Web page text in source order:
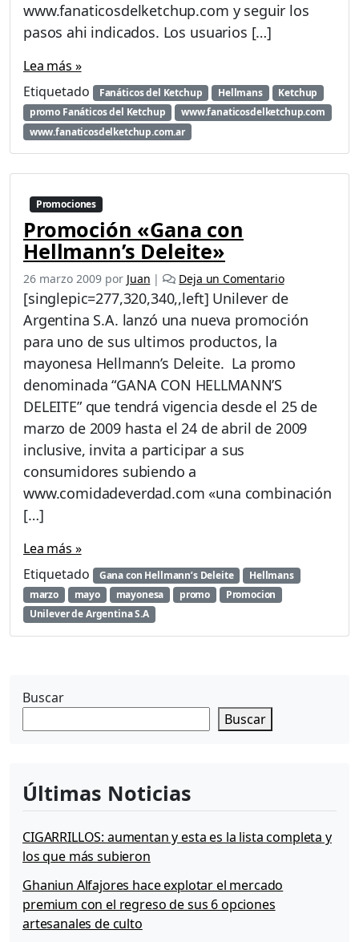
www.fanaticosdelketchup.com y seguir los
pasos ahi indicados. Los usuarios […]
Lea más »
Etiquetado
Fanáticos del Ketchup Hellmans
Ketchup
promo Fanáticos del Ketchup
www.fanaticosdelketchup.com
www.fanaticosdelketchup.com.ar
Promociones
Promoción «Gana con
Hellmann’s Deleite»
26 marzo 2009 por Juan | Deja un Comentario
[singlepic=277,320,340,,left] Unilever de
Argentina S.A. lanzó una nueva promoción
para uno de sus ultimos productos, la
mayonesa Hellmann’s Deleite. La promo
denominada “GANA CON HELLMANN’S
DELEITE” que tendrá vigencia desde el 25 de
marzo de 2009 hasta el 24 de abril de 2009
inclusive, invita a participar a sus
consumidores subiendo a
www.comidadeverdad.com «una combinación
[…]
Lea más »
Etiquetado
Gana con Hellmann’s Deleite
Hellmans
marzo
mayo mayonesa promo
Promocion
Unilever de Argentina S.A
Buscar
Buscar
Últimas Noticias
CIGARRILLOS: aumentan y esta es la lista completa y
los que más subieron
Ghaniun Alfajores hace explotar el mercado
premium con el regreso de sus 6 opciones
artesanales de culto